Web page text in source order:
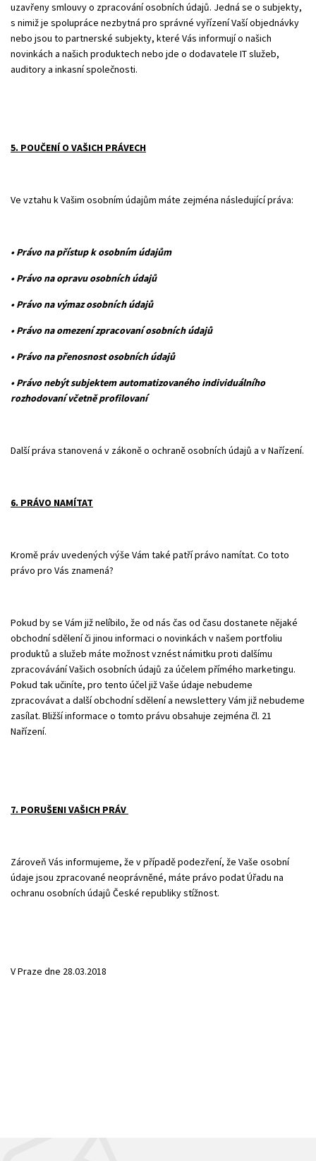
uzavřeny smlouvy o zpracování osobních údajů. Jedná se o subjekty,
s nimiž je spolupráce nezbytná pro správné vyřízení Vaší objednávky
nebo jsou to partnerské subjekty, které Vás informují o našich
novinkách a našich produktech nebo jde o dodavatele IT služeb,
auditory a inkasní společnosti.
5. POUČENÍ O VAŠICH PRÁVECH
Ve vztahu k Vašim osobním údajům máte zejména následující práva:
• Právo na přístup k osobním údajům
• Právo na opravu osobních údajů
• Právo na výmaz osobních údajů
• Právo na omezení zpracovaní osobních údajů
• Právo na přenosnost osobních údajů
• Právo nebýt subjektem automatizovaného individuálního
rozhodovaní včetně profilovaní
Další práva stanovená v zákoně o ochraně osobních údajů a v Nařízení.
6. PRÁVO NAMÍTAT
Kromě práv uvedených výše Vám také patří právo namítat. Co toto
právo pro Vás znamená?
Pokud by se Vám již nelíbilo, že od nás čas od času dostanete nějaké
obchodní sdělení či jinou informaci o novinkách v našem portfoliu
produktů a služeb máte možnost vznést námitku proti dalšímu
zpracovávání Vašich osobních údajů za účelem přímého marketingu.
Pokud tak učiníte, pro tento účel již Vaše údaje nebudeme
zpracovávat a další obchodní sdělení a newslettery Vám již nebudeme
zasílat. Bližší informace o tomto právu obsahuje zejména čl. 21
Nařízení.
7. PORUŠENI VAŠICH PRÁV
Zároveň Vás informujeme, že v případě podezření, že Vaše osobní
údaje jsou zpracované neoprávněné, máte právo podat Úřadu na
ochranu osobních údajů České republiky stížnost.
V Praze dne 28.03.2018